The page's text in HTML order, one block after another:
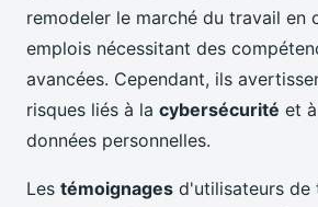
remodeler le marché du travail en
emplois nécessitant des
avancées. Cependant, ils
risques liés à la cybersécurité et
données personnelles.
Les témoignages d'utilisateurs de